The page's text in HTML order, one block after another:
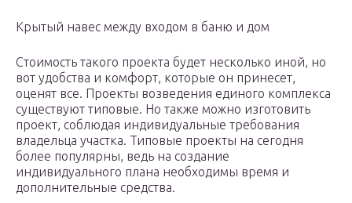
Крытый навес между входом в баню и дом
Стоимость такого проекта будет несколько иной, но
вот удобства и комфорт, которые он принесет,
оценят все. Проекты возведения единого комплекса
существуют типовые. Но также можно изготовить
проект, соблюдая индивидуальные требования
владельца участка. Типовые проекты на сегодня
более популярны, ведь на создание
индивидуального плана необходимы время и
дополнительные средства.